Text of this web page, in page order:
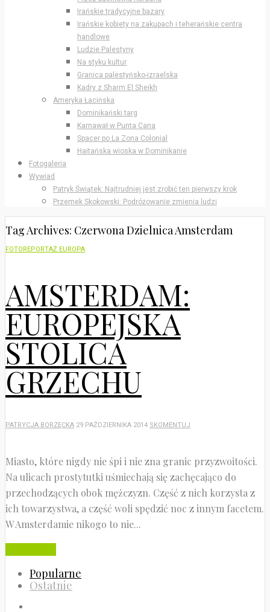
Irańskie tradycyjne bazary
Irańskie kobiety na zakupach i teherańskie centra
handlowe
Ludzie Palestyny
Na styku kultur
Granica palestyńsko-izraelska
Kadry z Sharm El Sheikh
Ameryka Łacińska
Dominikański targ
Karnawał w Punta Cana
Spacer po La Zona Colonial
Haitańska wioska w Dominikanie
Fotogaleria
Wywiad
Patryk Świątek: Najtrudniej jest zrobić ten pierwszy krok
Przemek Skokowski: Podróżowanie zmienia ludzi
Tag Archives: Czerwona Dzielnica Amsterdam
FOTOREPORTAŻ EUROPA
AMSTERDAM:
EUROPEJSKA
STOLICA
GRZECHU
PATRYCJA BORZĘCKA 29 PAŹDZIERNIKA 2014 SKOMENTUJ
Miasto, które nigdy nie śpi i nie zna granic przyzwoitości.
Na ulicach prostytutki uśmiechają się zachęcająco do
przechodzących obok mężczyzn. Część z nich korzysta z
ich towarzystwa, a część woli spędzić noc z innym facetem.
W Amsterdamie nikogo to nie...
Popularne
Ostatnie